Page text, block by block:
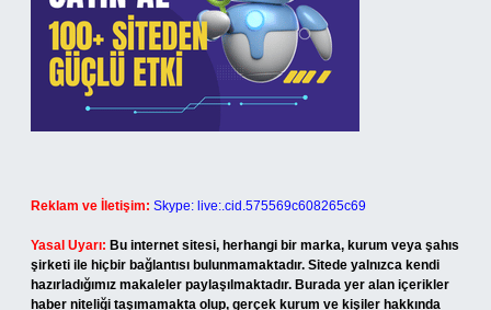
Reklam ve İletişim: Skype: live:.cid.575569c608265c69
Yasal Uyarı: Bu internet sitesi, herhangi bir marka, kurum veya şahıs
şirketi ile hiçbir bağlantısı bulunmamaktadır. Sitede yalnızca kendi
hazırladığımız makaleler paylaşılmaktadır. Burada yer alan içerikler
haber niteliği taşımamakta olup, gerçek kurum ve kişiler hakkında